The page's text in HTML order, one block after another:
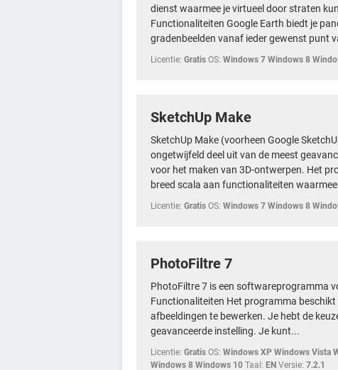
dienst waarmee je virtueel door straten
Functionaliteiten Google Earth biedt je
gradenbeelden vanaf ieder gewenst punt
Licentie: Gratis OS: Windows 7 Windows 8
SketchUp Make
SketchUp Make (voorheen Google
ongetwijfeld deel uit van de meest
voor het maken van 3D-ontwerpen. Het
breed scala aan functionaliteiten
Licentie: Gratis OS: Windows 7 Windows 8
PhotoFiltre 7
PhotoFiltre 7 is een softwareprogramma
Functionaliteiten Het programma
afbeeldingen te bewerken. Je hebt de
geavanceerde instelling. Je kunt...
Licentie: Gratis OS: Windows XP Windows Vista
Windows 8 Windows 10 Taal: EN Versie: 7.2.1